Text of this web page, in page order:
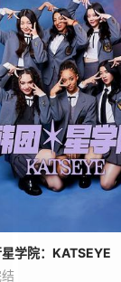
学院：KATSEYE